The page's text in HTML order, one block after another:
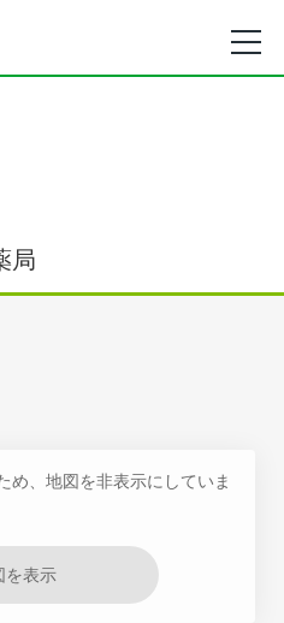
局
め、地図を非表示にしていま
を表示